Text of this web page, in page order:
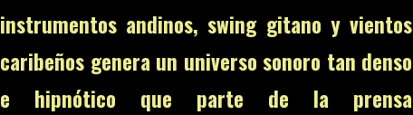
instrumentos andinos, swing gitano y vientos
caribeños genera un universo sonoro tan denso
e hipnótico que parte de la prensa